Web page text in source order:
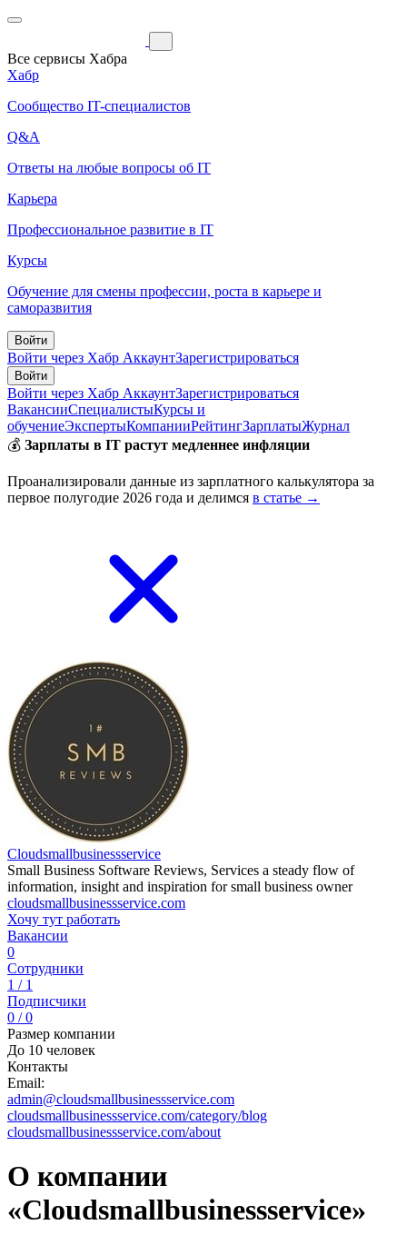
Все сервисы Хабра
Хабр
Сообщество IT-специалистов
Q&A
Ответы на любые вопросы об IT
Карьера
Профессиональное развитие в IT
Курсы
Обучение для смены профессии, роста в карьере и
саморазвития
Войти
Войти через Хабр АккаунтЗарегистрироваться
Войти
Войти через Хабр АккаунтЗарегистрироваться
ВакансииСпециалистыКурсы и
обучениеЭкспертыКомпанииРейтингЗарплатыЖурнал
💰 Зарплаты в IT растут медленнее инфляции
Проанализировали данные из зарплатного калькулятора за
первое полугодие 2026 года и делимся в статье →
Сloudsmallbusinessservice
Small Business Software Reviews, Services a steady flow of
information, insight and inspiration for small business owner
cloudsmallbusinessservice.com
Хочу тут работать
Вакансии
0
Сотрудники
1 / 1
Подписчики
0 / 0
Размер компании
До 10 человек
Контакты
Email:
admin@cloudsmallbusinessservice.com
cloudsmallbusinessservice.com/category/blog
cloudsmallbusinessservice.com/about
О компании
«Сloudsmallbusinessservice»